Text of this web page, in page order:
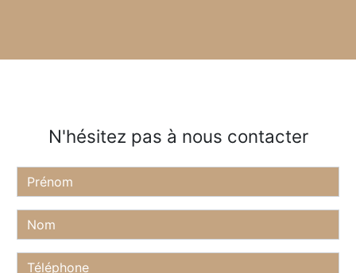
N'hésitez pas à nous contacter